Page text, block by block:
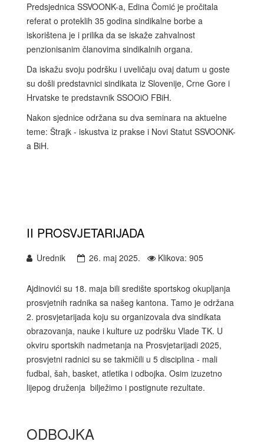
Predsjednica SSVOONK-a, Edina Čomić je pročitala
referat o proteklih 35 godina sindikalne borbe a
iskorištena je i prilika da se iskaže zahvalnost
penzionisanim članovima sindikalnih organa.
Da iskažu svoju podršku i uveličaju ovaj datum u goste
su došli predstavnici sindikata iz Slovenije, Crne Gore i
Hrvatske te predstavnik SSOOiO FBiH.
Nakon sjednice održana su dva seminara na aktuelne
teme: Štrajk - iskustva iz prakse i Novi Statut SSVOONK-
a BiH.
II PROSVJETARIJADA
Urednik 26. maj 2025. Klikova: 905
Ajdinovići su 18. maja bili središte sportskog okupljanja
prosvjetnih radnika sa našeg kantona. Tamo je održana
2. prosvjetarijada koju su organizovala dva sindikata
obrazovanja, nauke i kulture uz podršku Vlade TK. U
okviru sportskih nadmetanja na Prosvjetarijadi 2025,
prosvjetni radnici su se takmičili u 5 disciplina - mali
fudbal, šah, basket, atletika i odbojka. Osim izuzetno
lijepog druženja bilježimo i postignute rezultate.
ODBOJKA